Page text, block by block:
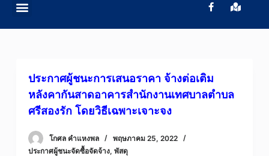
c
ประกาศผู้ชนะการเสนอราคา จ้างต่อเติม
หลังคากันสาดอาคารสำนักงานเทศบาลตำบล
ศรีสองรัก โดยวิธีเฉพาะเจาะจง
โกศล คําแหงพล
พฤษภาคม 25, 2022
ประกาศผู้ชนะจัดซื้อจัดจ้าง, พัสดุ